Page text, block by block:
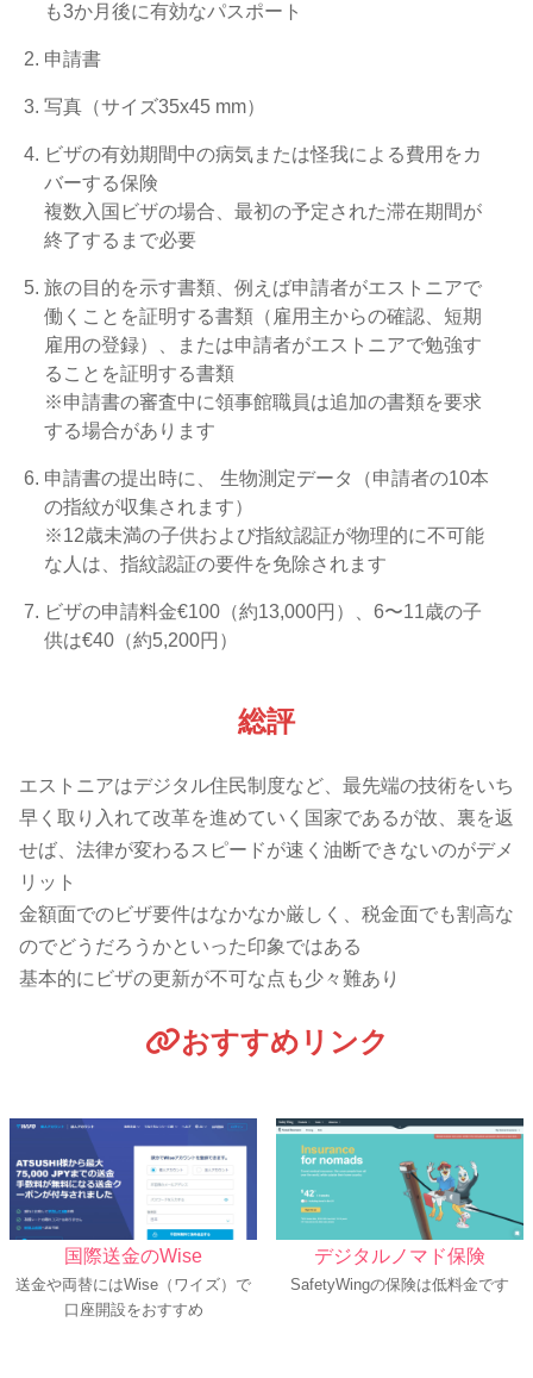
も3か月後に有効なパスポート
申請書
写真（サイズ35x45 mm）
ビザの有効期間中の病気または怪我による費用をカ
バーする保険
複数入国ビザの場合、最初の予定された滞在期間が
終了するまで必要
旅の目的を示す書類、例えば申請者がエストニアで
働くことを証明する書類（雇用主からの確認、短期
雇用の登録）、または申請者がエストニアで勉強す
ることを証明する書類
※申請書の審査中に領事館職員は追加の書類を要求
する場合があります
申請書の提出時に、 生物測定データ（申請者の10本
の指紋が収集されます）
※12歳未満の子供および指紋認証が物理的に不可能
な人は、指紋認証の要件を免除されます
ビザの申請料金€100（約13,000円）、6〜11歳の子
供は€40（約5,200円）
総評
エストニアはデジタル住民制度など、最先端の技術をいち
早く取り入れて改革を進めていく国家であるが故、裏を返
せば、法律が変わるスピードが速く油断できないのがデメ
リット
金額面でのビザ要件はなかなか厳しく、税金面でも割高な
のでどうだろうかといった印象ではある
基本的にビザの更新が不可な点も少々難あり
おすすめリンク
国際送金のWise
送金や両替にはWise（ワイズ）で
口座開設をおすすめ
デジタルノマド保険
SafetyWingの保険は低料金です